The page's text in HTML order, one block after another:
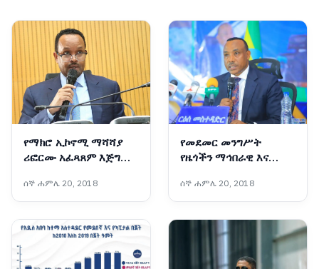
የማክሮ ኢኮኖሚ ማሻሻያ
ሪፎርሙ አፈጻጸም እጅግ
ሚኒስትር አህመድ ሺዴ
ሰኞ ሐምሌ 20, 2018
የመደመር መንግሥት
የዜጎችን ማኅበራዊ እና
ያረጋገጡ ዘርፈ ብዙ የልማት
ተግባራትን አከናውኗል - ርዕሰ
መስተዳድር ኢንጂነር ነጋሽ
ዋጌሾ (ዶ/ር)
ሰኞ ሐምሌ 20, 2018